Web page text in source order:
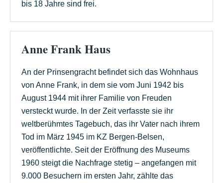
bis 18 Jahre sind frei.
Anne Frank Haus
An der Prinsengracht befindet sich das Wohnhaus
von Anne Frank, in dem sie vom Juni 1942 bis
August 1944 mit ihrer Familie von Freuden
versteckt wurde. In der Zeit verfasste sie ihr
weltberühmtes Tagebuch, das ihr Vater nach ihrem
Tod im März 1945 im KZ Bergen-Belsen,
veröffentlichte. Seit der Eröffnung des Museums
1960 steigt die Nachfrage stetig – angefangen mit
9.000 Besuchern im ersten Jahr, zählte das